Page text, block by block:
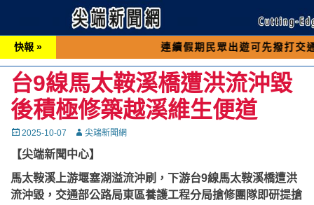
快報 » 連續假期民眾出遊可先撥打交通 「1968
台9線馬太鞍溪橋遭洪流沖毀
後積極修築越溪維生便道
Posted
2025-10-07 Autor尖端新聞網
【尖端新聞中心】
馬太鞍溪上游堰塞湖溢流沖刷，下游台9線馬太鞍溪橋遭洪
流沖毀， 交通部公路局東區養護工程分局搶修團隊即研提搶